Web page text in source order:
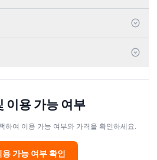
이용 가능 여부
하여 이용 가능 여부와 가격을 확인하세요.
용 가능 여부 확인